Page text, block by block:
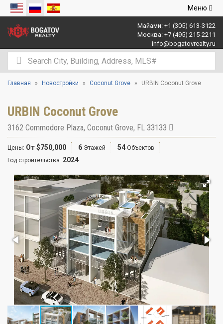
Открыть
Меню
Майами: +1 (305) 613-3122
Москва: +7 (495) 215-2211
info@bogatovrealty.ru
Главная Новостройки Coconut Grove URBIN Coconut Grove
URBIN Coconut Grove
3162 Commodore Plaza, Coconut Grove, FL 33133
Цены: От $750,000 6 Этажей 54 Объектов
Год строительства: 2024